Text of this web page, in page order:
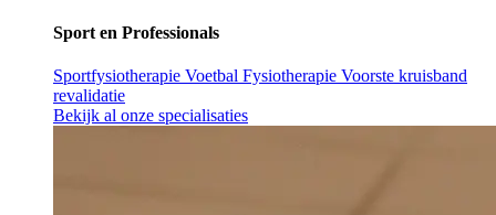
Sport en Professionals
Sportfysiotherapie Voetbal Fysiotherapie Voorste kruisband
revalidatie
Bekijk al onze specialisaties